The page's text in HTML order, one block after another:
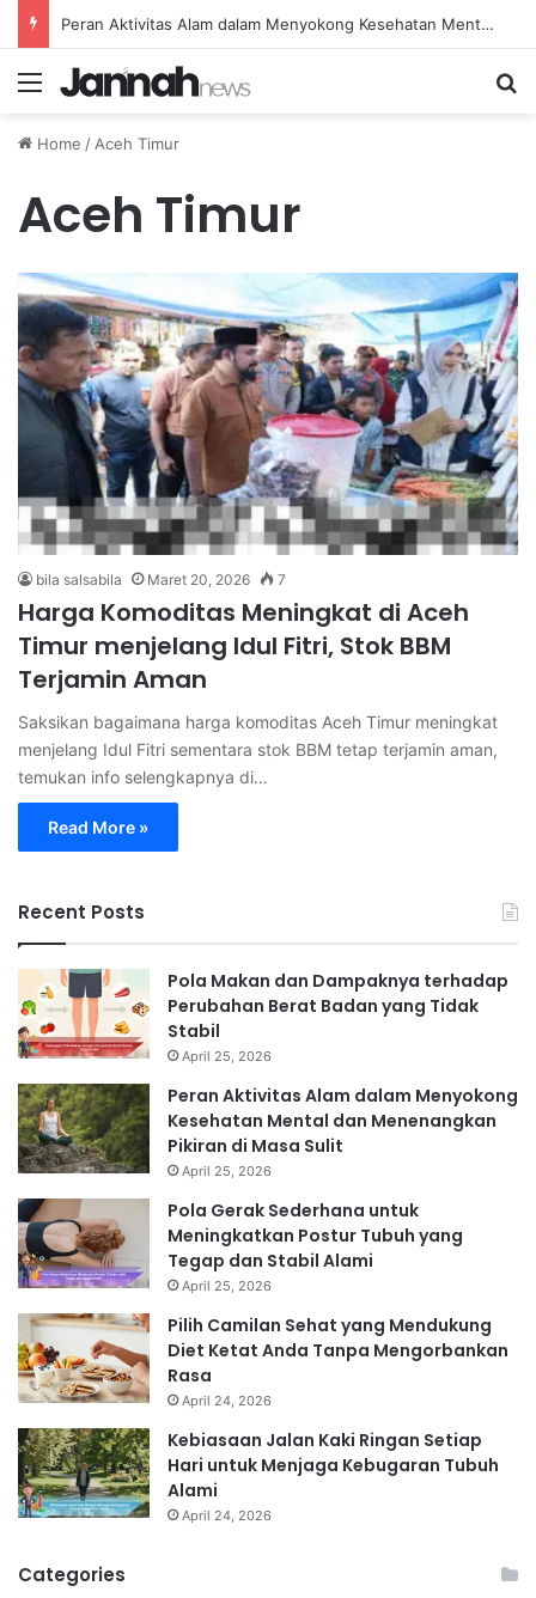
Peran Aktivitas Alam dalam Menyokong Kesehatan Mental dan Menenangkan Pikiran di Masa Sulit
Menu
Home / Aceh Timur
Aceh Timur
bila salsabila Maret 20, 2026 7
Harga Komoditas Meningkat di Aceh
Timur menjelang Idul Fitri, Stok BBM
Terjamin Aman
Saksikan bagaimana harga komoditas Aceh Timur meningkat
menjelang Idul Fitri sementara stok BBM tetap terjamin aman,
temukan info selengkapnya di…
Read More »
Recent Posts
Pola Makan dan Dampaknya terhadap
Perubahan Berat Badan yang Tidak
Stabil
April 25, 2026
Peran Aktivitas Alam dalam Menyokong
Kesehatan Mental dan Menenangkan
Pikiran di Masa Sulit
April 25, 2026
Pola Gerak Sederhana untuk
Meningkatkan Postur Tubuh yang
Tegap dan Stabil Alami
April 25, 2026
Pilih Camilan Sehat yang Mendukung
Diet Ketat Anda Tanpa Mengorbankan
Rasa
April 24, 2026
Kebiasaan Jalan Kaki Ringan Setiap
Hari untuk Menjaga Kebugaran Tubuh
Alami
April 24, 2026
Categories